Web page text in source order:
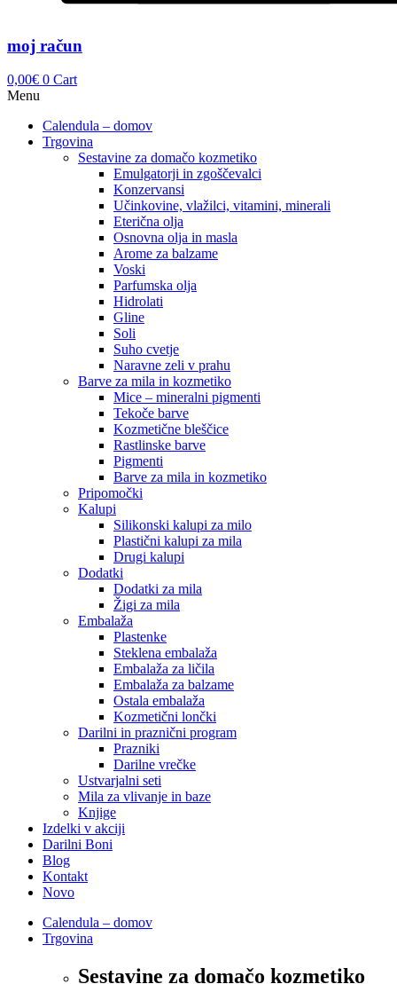
moj račun
0,00€ 0 Cart
Menu
Calendula – domov
Trgovina
Sestavine za domačo kozmetiko
Emulgatorji in zgoščevalci
Konzervansi
Učinkovine, vlažilci, vitamini, minerali
Eterična olja
Osnovna olja in masla
Arome za balzame
Voski
Parfumska olja
Hidrolati
Gline
Soli
Suho cvetje
Naravne zeli v prahu
Barve za mila in kozmetiko
Mice – mineralni pigmenti
Tekoče barve
Kozmetične bleščice
Rastlinske barve
Pigmenti
Barve za mila in kozmetiko
Pripomočki
Kalupi
Silikonski kalupi za milo
Plastični kalupi za mila
Drugi kalupi
Dodatki
Dodatki za mila
Žigi za mila
Embalaža
Plastenke
Steklena embalaža
Embalaža za ličila
Embalaža za balzame
Ostala embalaža
Kozmetični lončki
Darilni in praznični program
Prazniki
Darilne vrečke
Ustvarjalni seti
Mila za vlivanje in baze
Knjige
Izdelki v akciji
Darilni Boni
Blog
Kontakt
Novo
Calendula – domov
Trgovina
Sestavine za domačo kozmetiko